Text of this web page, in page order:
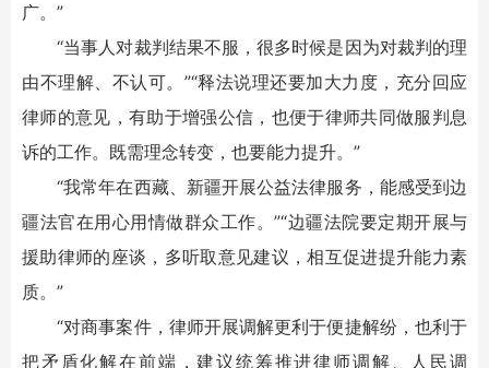
广。”
“当事人对裁判结果不服，很多时候是因为对裁判的理
由不理解、不认可。”“释法说理还要加大力度，充分回应
律师的意见，有助于增强公信，也便于律师共同做服判息
诉的工作。既需理念转变，也要能力提升。”
“我常年在西藏、新疆开展公益法律服务，能感受到边
疆法官在用心用情做群众工作。”“边疆法院要定期开展与
援助律师的座谈，多听取意见建议，相互促进提升能力素
质。”
“对商事案件，律师开展调解更利于便捷解纷，也利于
把矛盾化解在前端，建议统筹推进律师调解、人民调